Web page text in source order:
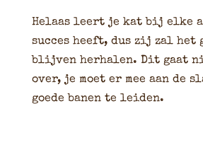
Helaas leert je kat bij elke
succes heeft, dus zij zal het
blijven herhalen. Dit gaat
over, je moet er mee aan de
goede banen te leiden.